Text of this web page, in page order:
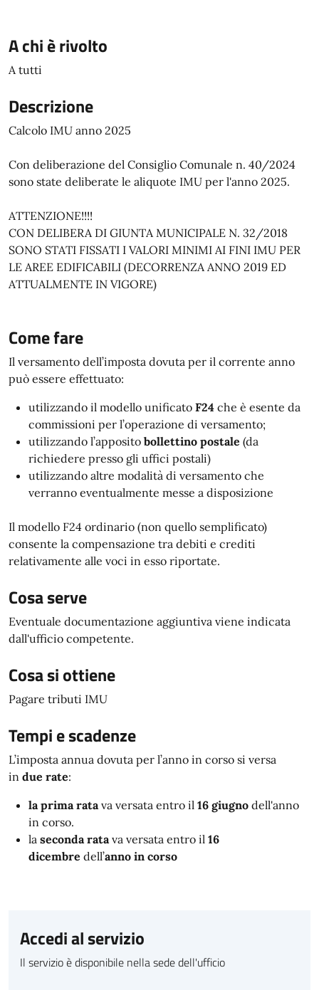
A chi è rivolto
A tutti
Descrizione
Calcolo IMU anno 2025
Con deliberazione del Consiglio Comunale n. 40/2024
sono state deliberate le aliquote IMU per l'anno 2025.
ATTENZIONE!!!!
CON DELIBERA DI GIUNTA MUNICIPALE N. 32/2018
SONO STATI FISSATI I VALORI MINIMI AI FINI IMU PER
LE AREE EDIFICABILI (DECORRENZA ANNO 2019 ED
ATTUALMENTE IN VIGORE)
Come fare
Il versamento dell’imposta dovuta per il corrente anno
può essere effettuato:
utilizzando il modello unificato F24 che è esente da
commissioni per l’operazione di versamento;
utilizzando l’apposito bollettino postale (da
richiedere presso gli uffici postali)
utilizzando altre modalità di versamento che
verranno eventualmente messe a disposizione
Il modello F24 ordinario (non quello semplificato)
consente la compensazione tra debiti e crediti
relativamente alle voci in esso riportate.
Cosa serve
Eventuale documentazione aggiuntiva viene indicata
dall'ufficio competente.
Cosa si ottiene
Pagare tributi IMU
Tempi e scadenze
L’imposta annua dovuta per l’anno in corso si versa
in due rate:
la prima ratava versata entro il 16 giugno dell'anno
in corso.
la seconda ratava versata entro il 16
dicembre dell’anno in corso
Accedi al servizio
Il servizio è disponibile nella sede dell'ufficio